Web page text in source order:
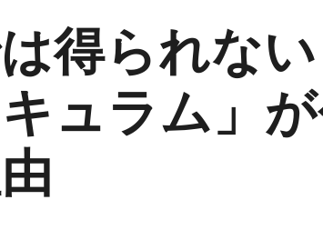
得られな
ュラム」